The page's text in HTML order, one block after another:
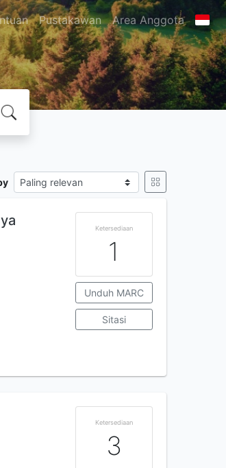
Pustakawan Area Anggota
Ketersediaan
1
Unduh MARC
Sitasi
Ketersediaan
3